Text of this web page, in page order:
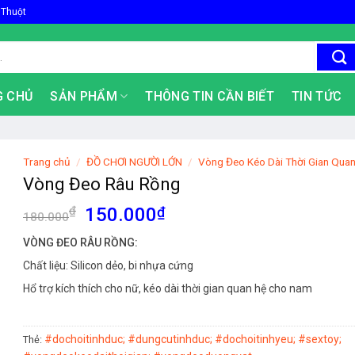
Thuột
CHỦ SẢN PHẨM THÔNG TIN CẦN BIẾT TIN TỨC
Trang chủ / ĐỒ CHƠI NGƯỜI LỚN / Vòng Đeo Kéo Dài Thời Gian
Vòng Đeo Râu Rồng
180.000₫
Giá
gốc
là:
180.000₫.
150.000₫Giá
là:
150.000₫.
VÒNG ĐEO RÂU RỒNG:
Chất liệu: Silicon dẻo, bi nhựa cứng
Hổ trợ kích thích cho nữ, kéo dài thời gian quan hệ cho nam
Thẻ: #dochoitinhduc; #dungcutinhduc; #dochoitinhyeu; #sextoy;